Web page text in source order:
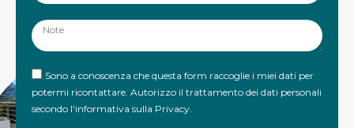
Sono a conoscenza che questa form raccoglie i miei dati per
potermi ricontattare. Autorizzo il trattamento dei dati personali
secondo l'informativa sulla Privacy.